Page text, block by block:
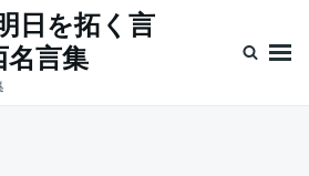
日を拓く言
言集